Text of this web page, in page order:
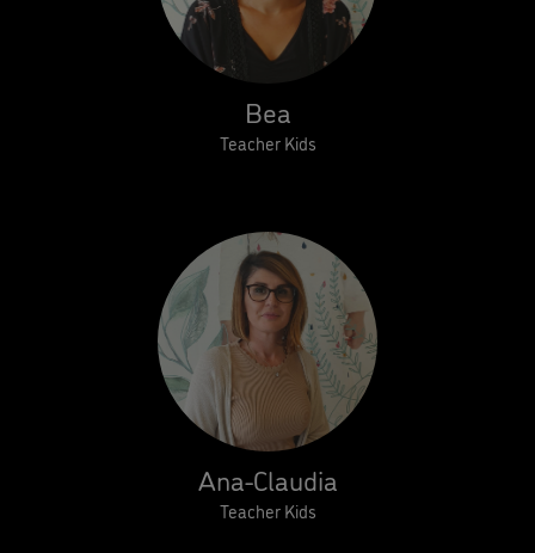
Bea
Teacher Kids
Ana-Claudia
Teacher Kids